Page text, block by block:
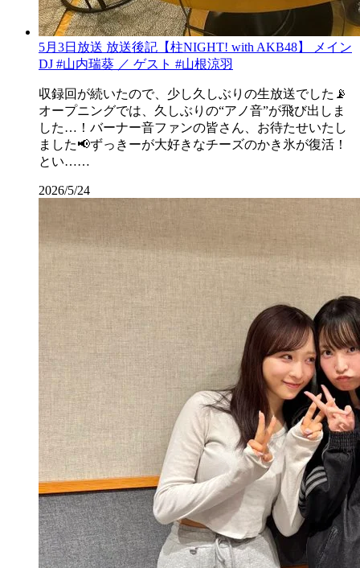
5月3日放送 放送後記【柱NIGHT! with AKB48】 メイン
DJ #山内瑞葵 ／ ゲスト #山根涼羽
収録回が続いたので、少し久しぶりの生放送でした📡
オープニングでは、久しぶりの“アノ音”が飛び出しま
した…！バーナー音ファンの皆さん、お待たせいたし
ました📢ずっきーが大好きなチーズのかき氷が復活！
とい……
2026/5/24